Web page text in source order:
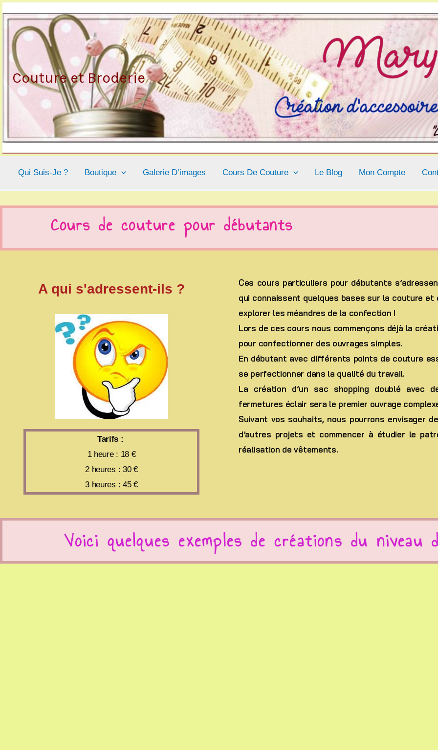
contenu
Couture et Broderie
Qui Suis-Je ? Boutique Galerie D’images Cours De Couture Le Blog Mon Compte
Cours de couture pour débutants
A qui s'adressent-ils ?
Tarifs :
1 heure : 18 €
2 heures : 30 €
3 heures : 45 €
Ces cours particuliers pour débutants
qui connaissent quelques bases sur la couture et
explorer les méandres de la confection !
Lors de ces cours nous commençons déjà la
pour confectionner des ouvrages simples.
En débutant avec différents points de couture
se perfectionner dans la qualité du travail.
La création d’un sac shopping doublé avec
fermetures éclair sera le premier ouvrage
Suivant vos souhaits, nous pourrons envisager
d’autres projets et commencer à étudier le
réalisation de vêtements.
Voici quelques exemples de créations du niveau